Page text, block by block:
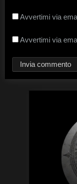
Avvertimi via
Avvertimi via